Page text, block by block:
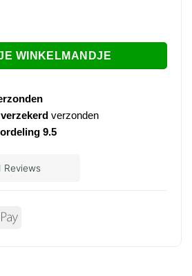
JE WINKELMANDJE
verzekerdverzonden
9.5
Apple